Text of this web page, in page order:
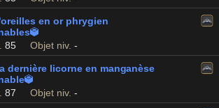
en or phrygien

85 Objet niv. -
dernière licorne en manganèse

87 Objet niv. -